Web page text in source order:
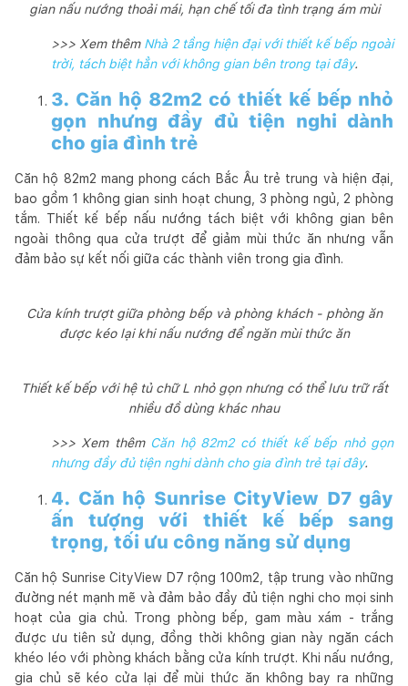
gian nấu nướng thoải mái, hạn chế tối đa tình trạng ám mùi
>>> Xem thêm Nhà 2 tầng hiện đại với thiết kế bếp ngoài
trời, tách biệt hẳn với không gian bên trong tại đây.
3. Căn hộ 82m2 có thiết kế bếp nhỏ
gọn nhưng đầy đủ tiện nghi dành
cho gia đình trẻ
Căn hộ 82m2 mang phong cách Bắc Âu trẻ trung và hiện đại,
bao gồm 1 không gian sinh hoạt chung, 3 phòng ngủ, 2 phòng
tắm. Thiết kế bếp nấu nướng tách biệt với không gian bên
ngoài thông qua cửa trượt để giảm mùi thức ăn nhưng vẫn
đảm bảo sự kết nối giữa các thành viên trong gia đình.
Cửa kính trượt giữa phòng bếp và phòng khách - phòng ăn
được kéo lại khi nấu nướng để ngăn mùi thức ăn
Thiết kế bếp với hệ tủ chữ L nhỏ gọn nhưng có thể lưu trữ rất
nhiều đồ dùng khác nhau
>>> Xem thêm Căn hộ 82m2 có thiết kế bếp nhỏ gọn
nhưng đầy đủ tiện nghi dành cho gia đình trẻ tại đây.
4. Căn hộ Sunrise CityView D7 gây
ấn tượng với thiết kế bếp sang
trọng, tối ưu công năng sử dụng
Căn hộ Sunrise CityView D7 rộng 100m2, tập trung vào những
đường nét mạnh mẽ và đảm bảo đầy đủ tiện nghi cho mọi sinh
hoạt của gia chủ. Trong phòng bếp, gam màu xám - trắng
được ưu tiên sử dụng, đồng thời không gian này ngăn cách
khéo léo với phòng khách bằng cửa kính trượt. Khi nấu nướng,
gia chủ sẽ kéo cửa lại để mùi thức ăn không bay ra những